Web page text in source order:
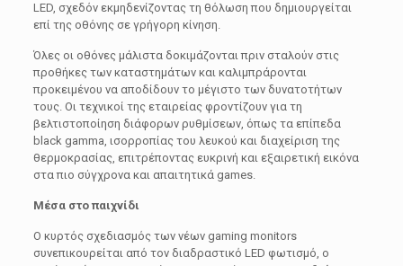
LED, σχεδόν εκμηδενίζοντας τη θόλωση που δημιουργείται
επί της οθόνης σε γρήγορη κίνηση.
Όλες οι οθόνες μάλιστα δοκιμάζονται πριν σταλούν στις
προθήκες των καταστημάτων και καλιμπράρονται
προκειμένου να αποδίδουν το μέγιστο των δυνατοτήτων
τους. Οι τεχνικοί της εταιρείας φροντίζουν για τη
βελτιστοποίηση διάφορων ρυθμίσεων, όπως τα επίπεδα
black gamma, ισορροπίας του λευκού και διαχείριση της
θερμοκρασίας, επιτρέποντας ευκρινή και εξαιρετική εικόνα
στα πιο σύγχρονα και απαιτητικά games.
Μέσα στο παιχνίδι
Ο κυρτός σχεδιασμός των νέων gaming monitors
συνεπικουρείται από τον διαδραστικό LED φωτισμό, ο